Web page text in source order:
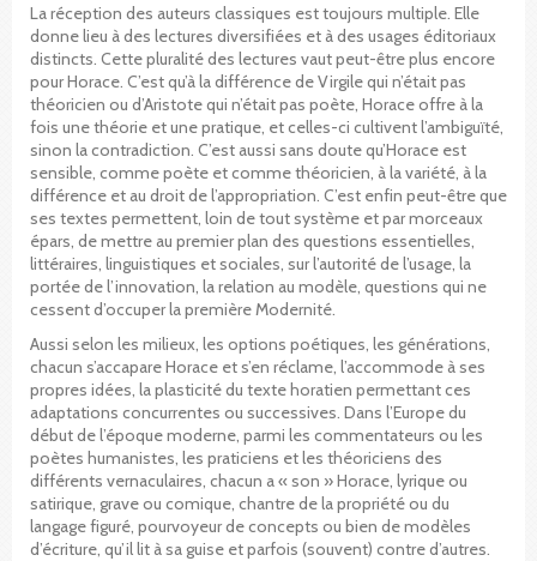
La réception des auteurs classiques est toujours multiple. Elle
donne lieu à des lectures diversifiées et à des usages éditoriaux
distincts. Cette pluralité des lectures vaut peut-être plus encore
pour Horace. C’est qu’à la différence de Virgile qui n’était pas
théoricien ou d’Aristote qui n’était pas poète, Horace offre à la
fois une théorie et une pratique, et celles-ci cultivent l’ambiguïté,
sinon la contradiction. C’est aussi sans doute qu’Horace est
sensible, comme poète et comme théoricien, à la variété, à la
différence et au droit de l’appropriation. C’est enfin peut-être que
ses textes permettent, loin de tout système et par morceaux
épars, de mettre au premier plan des questions essentielles,
littéraires, linguistiques et sociales, sur l’autorité de l’usage, la
portée de l’innovation, la relation au modèle, questions qui ne
cessent d’occuper la première Modernité.
Aussi selon les milieux, les options poétiques, les générations,
chacun s’accapare Horace et s’en réclame, l’accommode à ses
propres idées, la plasticité du texte horatien permettant ces
adaptations concurrentes ou successives. Dans l’Europe du
début de l’époque moderne, parmi les commentateurs ou les
poètes humanistes, les praticiens et les théoriciens des
différents vernaculaires, chacun a « son » Horace, lyrique ou
satirique, grave ou comique, chantre de la propriété ou du
langage figuré, pourvoyeur de concepts ou bien de modèles
d’écriture, qu’il lit à sa guise et parfois (souvent) contre d’autres.